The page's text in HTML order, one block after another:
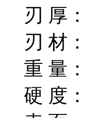
刃 厚
刃 材
重 量
硬 度